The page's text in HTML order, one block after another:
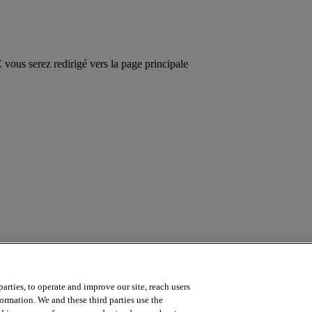
serez redirigé vers la page principale
course? Contact us by emailingonline.training@intersystems.com
to operate and improve our site, reach users
We and these third parties use the